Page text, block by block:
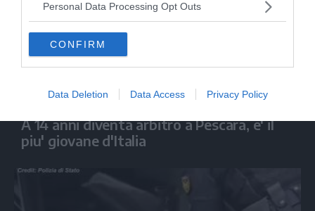
Personal Data Processing Opt Outs
CONFIRM
Data Deletion Data Access Privacy Policy
CALCIO
A 14 anni diventa arbitro a Pescara, e' il
piu' giovane d'Italia